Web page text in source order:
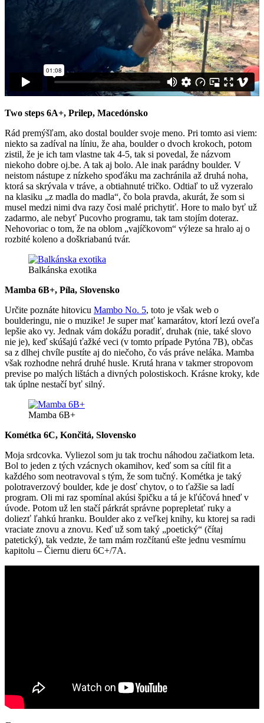
Two steps 6A+, Prilep, Macedónsko
Rád premýšľam, ako dostal boulder svoje meno. Pri tomto asi viem:
niekto sa zadíval na líniu, že aha, boulder o dvoch krokoch, potom
zistil, že je ich tam vlastne tak 4-5, tak si povedal, že názvom
niekoho dobre oj.be. A tak aj bolo. Ale inak parádny boulder. V
neistom nástupe z nízkeho spoďáku ma zachránila až druhá noha,
ktorá sa skrývala v tráve, a obtiahnuté tričko. Odtiaľ to už vyzeralo
na klasiku „z madla do madla“, čo bola pravda, akurát, že som si
musel medzi nimi dva razy čosi malé prichytiť. Hore to malo byť už
zadarmo, ale nebyť Pucovho programu, tak tam stojím doteraz.
Nehovoriac o tom, že na oblom „vajíčkovom“ výleze sa hralo aj o
rozbité koleno a doškriabanú tvár.
Balkánska exotika
Mamba 6B+, Píla, Slovensko
Určite poznáte hitovicu Mambo No. 5, toto je však web o
boulderingu, nie o muzike! Je super mať kamarátov, ktorí lezú oveľa
lepšie ako vy. Jednak vám dokážu poradiť, druhak (nie, také slovo
nie je), keď skúšajú ťažké veci (v tomto prípade Pytóna 7B), občas
sa z dlhej chvíle pustíte aj do niečoho, čo vás práve neláka. Mamba
však rozhodne nehrá druhé husle. Krutá hrana v takmer stropovom
previse po malých lištách a divných polostiskoch. Krásne kroky, kde
tak úplne nestačí byť silný.
Mamba 6B+
Kométka 6C, Končitá, Slovensko
Moja srdcovka. Vyliezol som ju tak trochu náhodou začiatkom leta.
Bol to jeden z tých vzácnych okamihov, keď som sa cítil fit a
každého som neotravoval s tým, že som tučný. Kométka je taký
polotraverzový boulder, kde je dosť chytov, o to ťažšie sa ladí
program. Oli mi raz spomínal akúsi špičku a tá je kľúčová hneď v
úvode. Potom už len stačí párkrát správne poprepletať ruky a
doliezť ľahkú hranku. Boulder ako z veľkej knihy, ku ktorej sa radi
vraciate znovu a znovu. Keď už som taký „poetický“ (čítaj
patetický), tak vedzte, že tam mám rozčítanú ešte jednu vesmírnu
kapitolu – Čiernu dieru 6C+/7A.